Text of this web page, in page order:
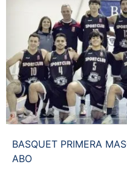
BASQUET PRIMERA
ABO